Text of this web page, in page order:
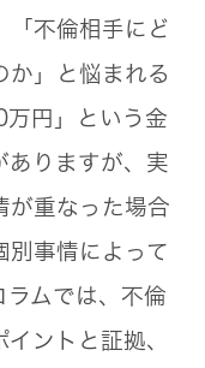
「不倫相手にど
か」と悩まれる
円」という金
ありますが、実
が重なった場合
別事情によって
ラムでは、不倫
ントと証拠、